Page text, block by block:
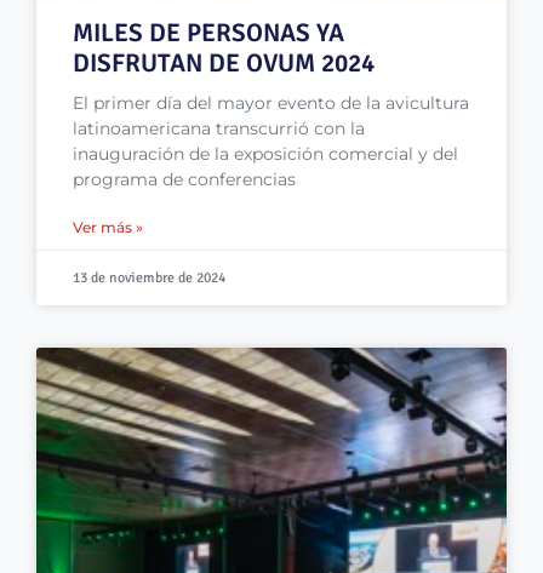
MILES DE PERSONAS YA
DISFRUTAN DE OVUM 2024
El primer día del mayor evento de la avicultura
latinoamericana transcurrió con la
inauguración de la exposición comercial y del
programa de conferencias
Ver más »
13 de noviembre de 2024